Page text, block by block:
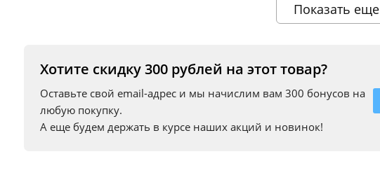
Показать еще
Хотите скидку 300 рублей на этот товар?
Оставьте свой email-адрес и мы начислим вам 300 бонусов на
любую покупку.
А еще будем держать в курсе наших акций и новинок!